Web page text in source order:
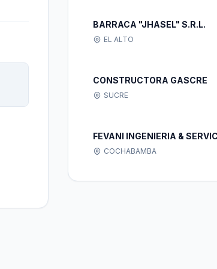
BARRACA "JHASEL" S.R.L.
EL ALTO
CONSTRUCTORA GASCRE
SUCRE
FEVANI INGENIERIA &
COCHABAMBA